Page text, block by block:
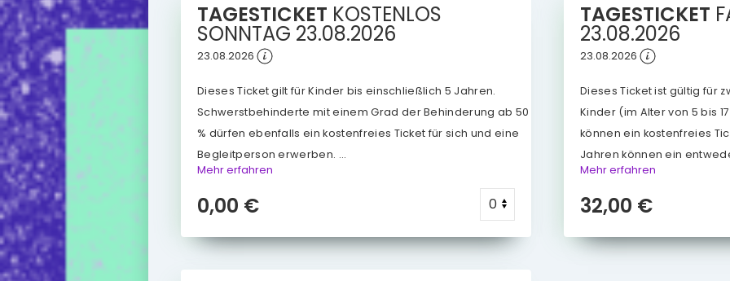
TAGESTICKET KOSTENLOS
SONNTAG 23.08.2026
23.08.2026
Dieses Ticket gilt für Kinder bis einschließlich 5 Jahren.
Schwerstbehinderte mit einem Grad der Behinderung ab 50
% dürfen ebenfalls ein kostenfreies Ticket für sich und eine
Begleitperson erwerben. ...
Mehr erfahren
0,00 €
TAGESTICKET
23.08.2026
23.08.2026
Dieses Ticket ist gültig für
Kinder (im Alter von 5 bis
können ein kostenfreies
Jahren können ein
Mehr erfahren
32,00 €